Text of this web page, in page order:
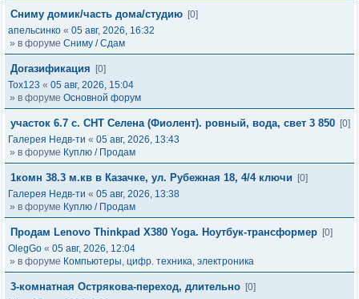
Сниму домик/часть дома/студию [0]
апельсинко « 05 авг, 2026, 16:32
» в форуме Сниму / Сдам
Догазификация
[0]
Tox123 « 05 авг, 2026, 15:04
» в форуме Основной форум
участок 6.7 с. СНТ Селена (Фиолент). ровный, вода, свет 3 850 [0]
Галерея Недв-ти « 05 авг, 2026, 13:43
» в форуме Куплю / Продам
1комн 38.3 м.кв в Казачке, ул. Рубежная 18, 4/4 ключи
[0]
Галерея Недв-ти « 05 авг, 2026, 13:38
» в форуме Куплю / Продам
Продам Lenovo Thinkpad X380 Yoga. Ноутбук-трансформер [0]
OlegGo « 05 авг, 2026, 12:04
» в форуме Компьютеры, цифр. техника, электроника
3-комнатная Острякова-переход, длительно [0]